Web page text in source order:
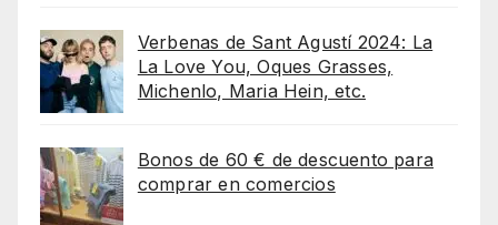
Verbenas de Sant Agustí 2024: La
La Love You, Oques Grasses,
Michenlo, Maria Hein, etc.
Bonos de 60 € de descuento para
comprar en comercios